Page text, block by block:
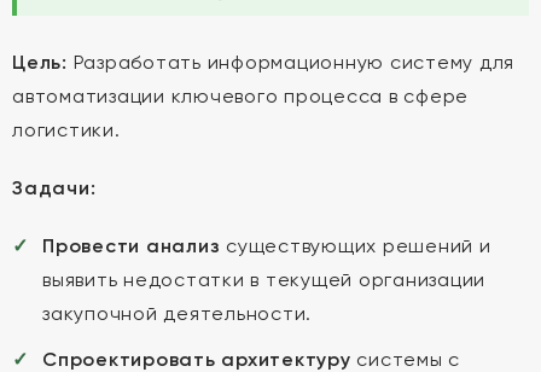
Цель: Разработать информационную систему для
автоматизации ключевого процесса в сфере
логистики.
Задачи:
Провести анализ существующих решений и
выявить недостатки в текущей организации
закупочной деятельности.
Спроектировать архитектуру системы с